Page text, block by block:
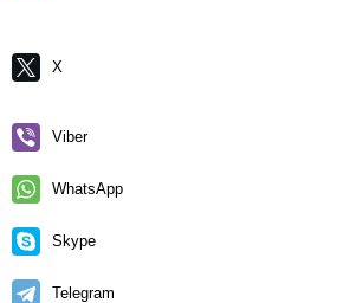
X
Viber
WhatsApp
Skype
Telegram